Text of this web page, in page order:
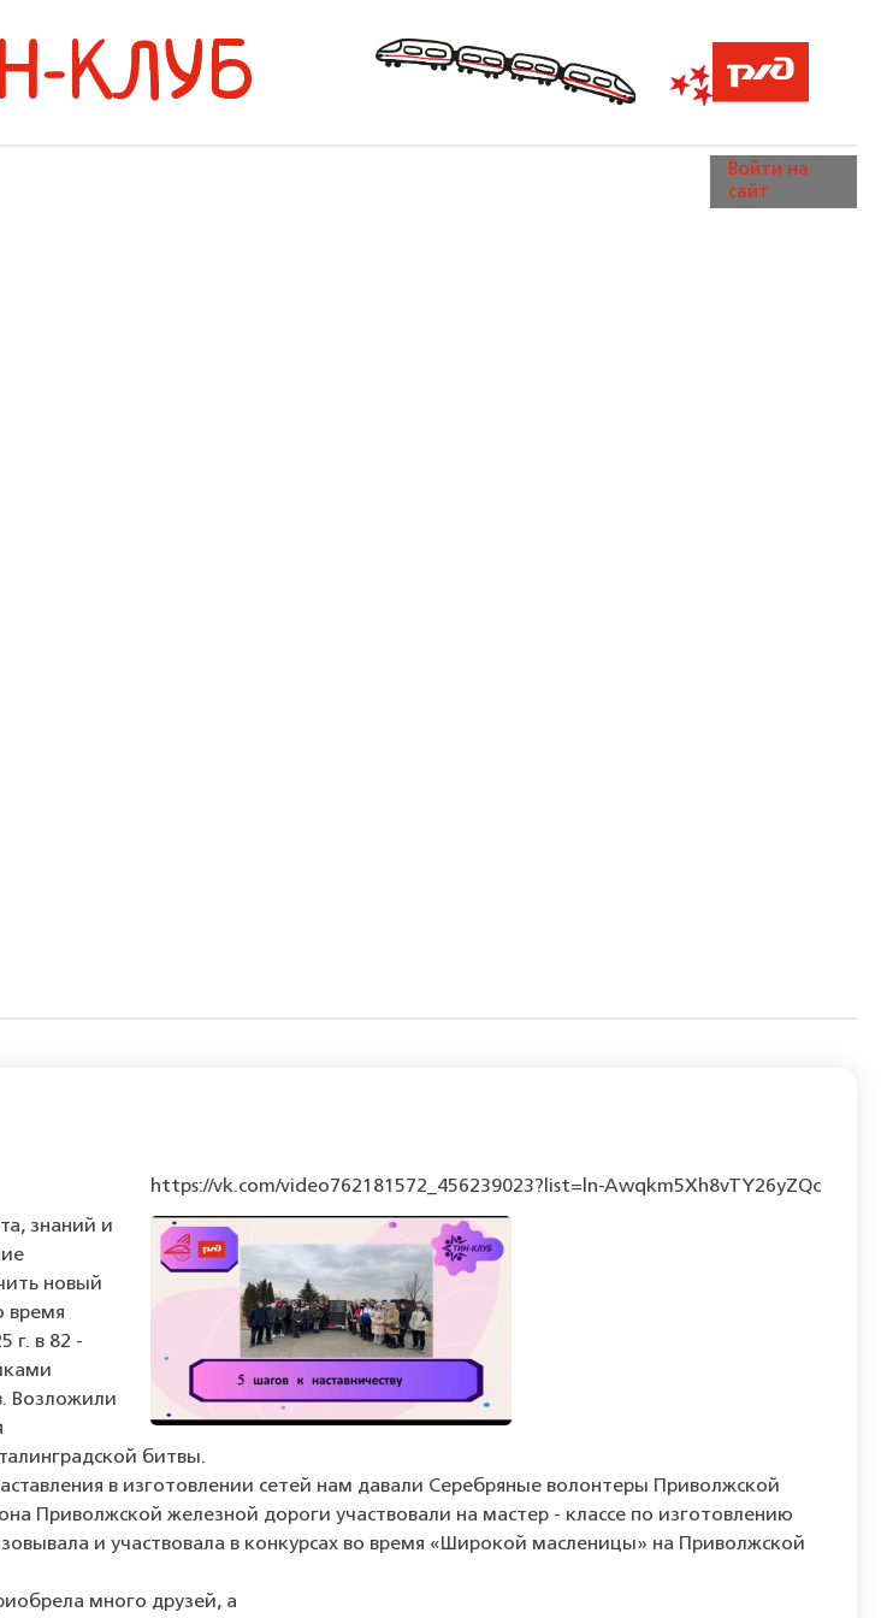
КЛУБ
Войти на
сайт
https://vk.com/video762181572_456239023?list=ln-Awqkm5Xh8vTY26yZQc
знаний и
новый
время
г. в 82 -
Возложили
битвы.
в изготовлении сетей нам давали Серебряные волонтеры Приволжской
Приволжской железной дороги участвовали на мастер - классе по изготовлению
и участвовала в конкурсах во время «Широкой масленицы» на Приволжской
много друзей, а